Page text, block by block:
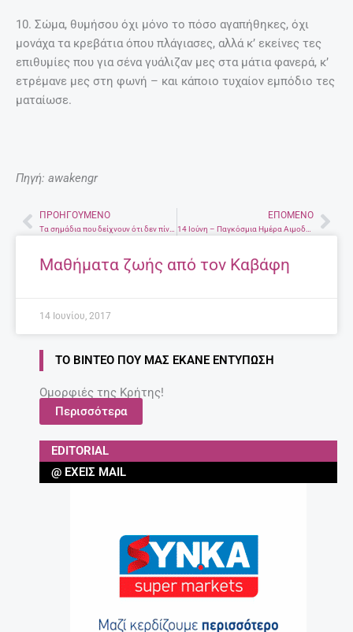
10. Σώμα, θυμήσου όχι μόνο το πόσο αγαπήθηκες, όχι
μονάχα τα κρεβάτια όπου πλάγιασες, αλλά κ’ εκείνες τες
επιθυμίες που για σένα γυάλιζαν μες στα μάτια φανερά, κ’
ετρέμανε μες στη φωνή – και κάποιο τυχαίον εμπόδιο τες
ματαίωσε.
Πηγή: awakengr
Prev
ΠΡΟΗΓΟΎΜΕΝΟ ΕΠΌΜΕΝΟ
14 Ιούνη – Παγκόσμια Ημέρα Αιμοδοσίας
Μαθήματα ζωής από τον Καβάφη
14 Ιουνίου, 2017
ΤΟ ΒΊΝΤΕΟ ΠΟΥ ΜΑΣ ΈΚΑΝΕ ΕΝΤΎΠΩΣΗ
Ομορφιές της Κρήτης!
Περισσότερα
EDITORIAL
@ ΈΧΕΙΣ MAIL